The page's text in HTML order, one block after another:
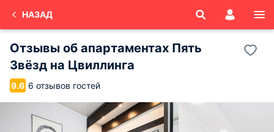
НАЗАД
Отзывы об апартаментах Пять
Звёзд на Цвиллинга
9.6 6 отзывов гостей